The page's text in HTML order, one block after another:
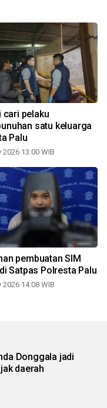
cari pelaku
satu keluarga
Palu
2026 13:00 WIB
pembuatan SIM
Satpas Polresta Palu
2026 14:08 WIB
Donggala jadi
daerah